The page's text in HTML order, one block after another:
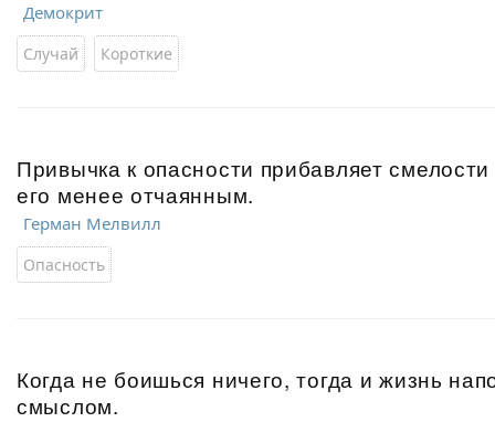
Демокрит
Случай Короткие
Привычка к опасности прибавляет
его менее отчаянным.
Герман Мелвилл
Опасность
Когда не боишься ничего, тогда и жизнь
смыслом.